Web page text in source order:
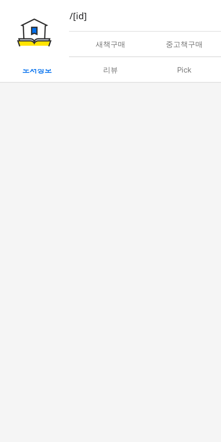
book/rent/[id]
대여 새책구매 중고책구매
도서정보 리뷰 Pick